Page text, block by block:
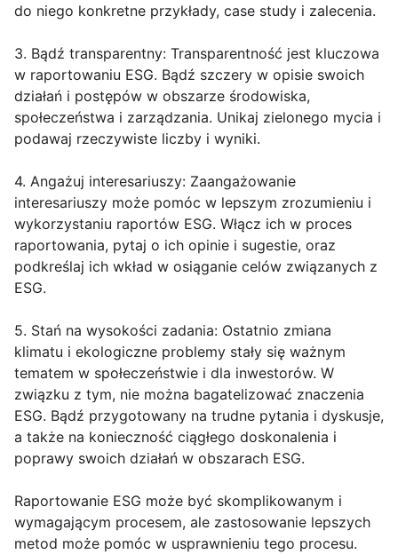
do niego konkretne przykłady, case study i zalecenia.
3. Bądź transparentny: Transparentność jest kluczowa
w raportowaniu ESG. Bądź szczery w opisie swoich
działań i postępów w obszarze środowiska,
społeczeństwa i zarządzania. Unikaj zielonego mycia i
podawaj rzeczywiste liczby i wyniki.
4. Angażuj interesariuszy: Zaangażowanie
interesariuszy może pomóc w lepszym zrozumieniu i
wykorzystaniu raportów ESG. Włącz ich w proces
raportowania, pytaj o ich opinie i sugestie, oraz
podkreślaj ich wkład w osiąganie celów związanych z
ESG.
5. Stań na wysokości zadania: Ostatnio zmiana
klimatu i ekologiczne problemy stały się ważnym
tematem w społeczeństwie i dla inwestorów. W
związku z tym, nie można bagatelizować znaczenia
ESG. Bądź przygotowany na trudne pytania i dyskusje,
a także na konieczność ciągłego doskonalenia i
poprawy swoich działań w obszarach ESG.
Raportowanie ESG może być skomplikowanym i
wymagającym procesem, ale zastosowanie lepszych
metod może pomóc w usprawnieniu tego procesu.